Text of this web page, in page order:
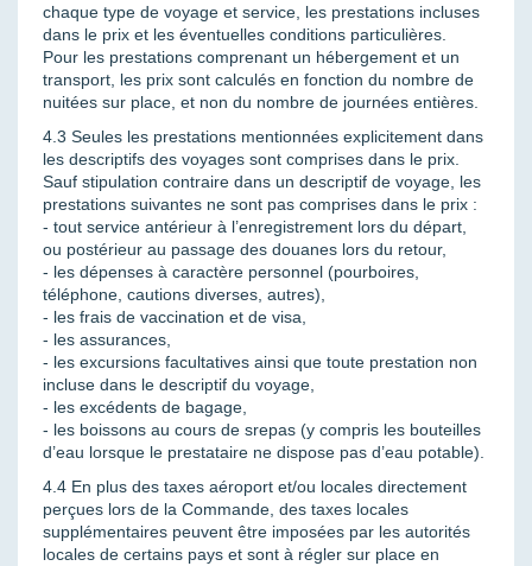
chaque type de voyage et service, les prestations incluses
dans le prix et les éventuelles conditions particulières.
Pour les prestations comprenant un hébergement et un
transport, les prix sont calculés en fonction du nombre de
nuitées sur place, et non du nombre de journées entières.
4.3 Seules les prestations mentionnées explicitement dans
les descriptifs des voyages sont comprises dans le prix.
Sauf stipulation contraire dans un descriptif de voyage, les
prestations suivantes ne sont pas comprises dans le prix :
- tout service antérieur à l’enregistrement lors du départ,
ou postérieur au passage des douanes lors du retour,
- les dépenses à caractère personnel (pourboires,
téléphone, cautions diverses, autres),
- les frais de vaccination et de visa,
- les assurances,
- les excursions facultatives ainsi que toute prestation non
incluse dans le descriptif du voyage,
- les excédents de bagage,
- les boissons au cours de srepas (y compris les bouteilles
d’eau lorsque le prestataire ne dispose pas d’eau potable).
4.4 En plus des taxes aéroport et/ou locales directement
perçues lors de la Commande, des taxes locales
supplémentaires peuvent être imposées par les autorités
locales de certains pays et sont à régler sur place en